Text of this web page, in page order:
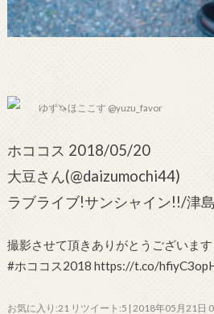
ゆず🦄ほここす @yuzu_favor
ホココス 2018/05/20
大豆さん(@daizumochi44)
ラブライブ!サンシャイン!!/津
撮影させて頂きありがとうございます
#ホココス2018 https://t.co/
お気に入り:21 リツイート:5 | 2018年05月21日